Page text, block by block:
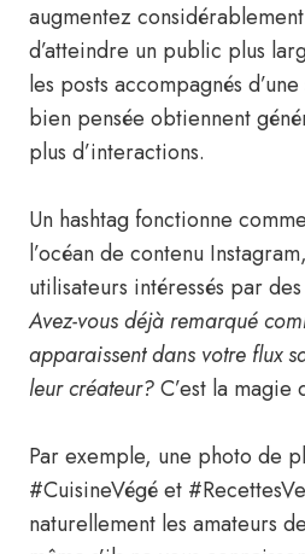
augmentez
d’atteindre un public plus
les posts accompagnés
bien pensée obtiennent
plus d’interactions.
Un hashtag fonctionne
l’océan de contenu
utilisateurs intéressés par
Avez-vous déjà remarqué
apparaissent dans votre flux
leur créateur?C’est la magie
Par exemple, une photo de
#CuisineVégé et
naturellement les amateurs